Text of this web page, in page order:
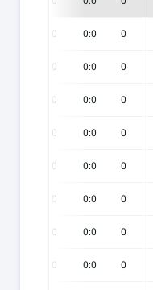
0
0:0
0
0
0:0
0
0
0:0
0
0
0:0
0
0
0:0
0
0
0:0
0
0
0:0
0
0
0:0
0